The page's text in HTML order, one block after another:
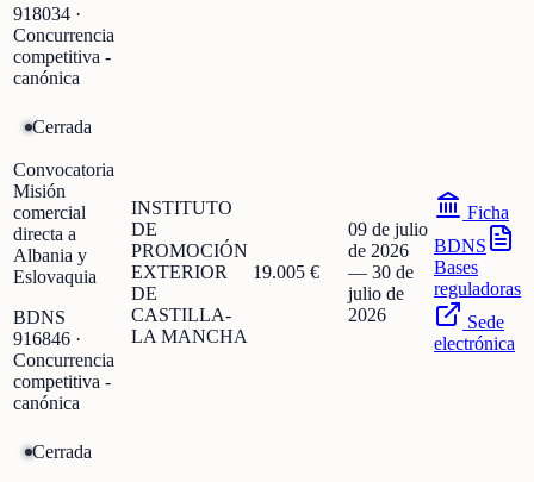
918034 ·
Concurrencia
competitiva -
canónica
Cerrada
Convocatoria
Misión
comercial
directa a
Albania y
Eslovaquia
BDNS
916846 ·
Concurrencia
competitiva -
canónica
INSTITUTO
DE
PROMOCIÓN
EXTERIOR
DE
CASTILLA-
LA MANCHA
19.005 €
09 de julio
de 2026
— 30 de
julio de
2026
Ficha
BDNS
Bases
reguladoras
Sede
electrónica
Cerrada